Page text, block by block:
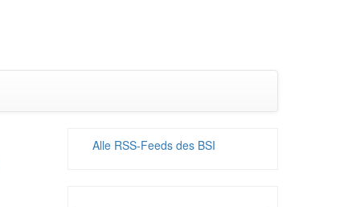
Alle RSS-Feeds des BSI